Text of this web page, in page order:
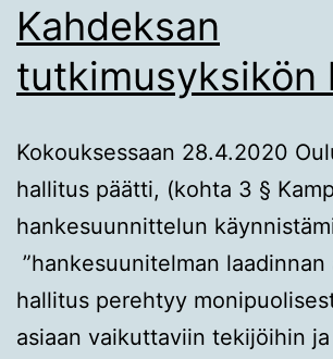
Kahdeksan
tutkimusyksikön
Kokouksessaan 28.4.2020
hallitus päätti, (kohta 3 §
hankesuunnittelun
”hankesuunitelman laadinnan
hallitus perehtyy
asiaan vaikuttaviin tekijöihin